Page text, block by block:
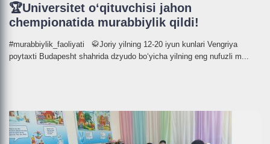
🏆Universitet o‘qituvchisi jahon
chempionatida murabbiylik qildi!
#murabbiylik_faoliyati 🥋Joriy yilning 12-20 iyun kunlari Vengriya
poytaxti Budapesht shahrida dzyudo bo‘yicha yilning eng nufuzli m...